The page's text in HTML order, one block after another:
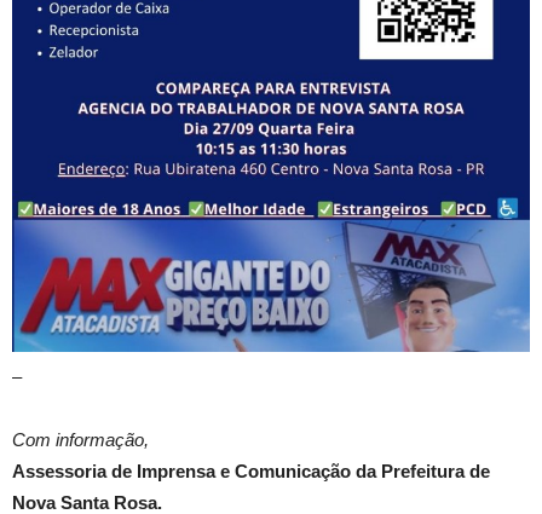
–
Com informação,
Assessoria de Imprensa e Comunicação da Prefeitura de
Nova Santa Rosa.